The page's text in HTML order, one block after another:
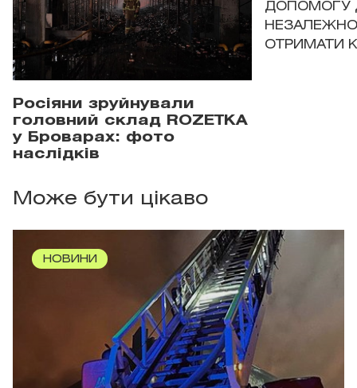
Росіяни зруйнували
головний склад ROZETKA
у Броварах: фото
наслідків
ДОПОМОГУ
ОТРИМАТИ
Може бути цікаво
НОВИНИ